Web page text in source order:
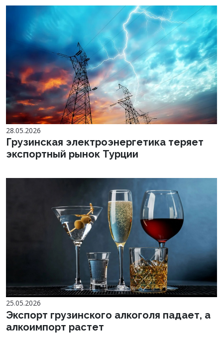
28.05.2026
Грузинская электроэнергетика теряет
экспортный рынок Турции
25.05.2026
Экспорт грузинского алкоголя падает, а
алкоимпорт растет